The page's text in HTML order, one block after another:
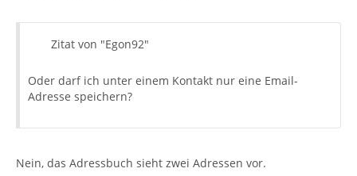
Zitat von "Egon92"
Oder darf ich unter einem Kontakt nur eine Email-
Adresse speichern?
Nein, das Adressbuch sieht zwei Adressen vor.